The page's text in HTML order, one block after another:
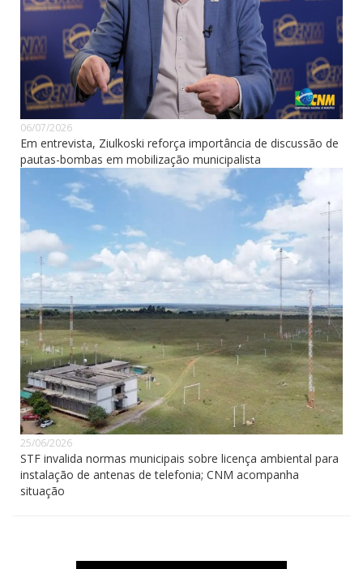
06/07/2026
Em entrevista, Ziulkoski reforça importância de discussão de
pautas-bombas em mobilização municipalista
25/06/2026
STF invalida normas municipais sobre licença ambiental para
instalação de antenas de telefonia; CNM acompanha
situação